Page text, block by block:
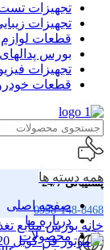
تجهیزات تست
تجهیزات
قطعات
بورس
تجهیزات
قطعات
پشتیبانی 24/7
0998-148-8468
همه دسته ها
صفحه اصلی
درباره ما
محصولات
خانه بورس منابع